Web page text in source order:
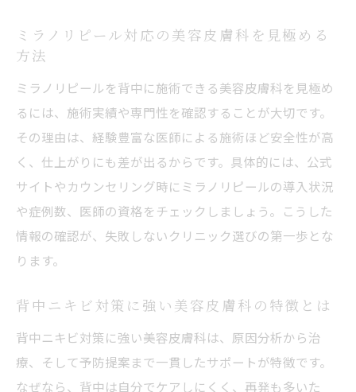
ミラノリピールの背中施術で期待できる変
美容皮膚科で相談できる背中悩みへのアプ
ローチ
美容皮膚科で叶う背中ニキビ跡対策の新常識
ミラノリピールで叶える背中ニキビ跡対策
有効
ミラノリピール施術後の背中ケアのポイン
ト
美容皮膚科で実感できる背中ニキビ跡の変
ミラノリピール対応の美容皮膚科を見極める
方法
ミラノリピールを背中に施術できる美容皮膚科を見極め
るには、施術実績や専門性を確認することが大切です。
その理由は、経験豊富な医師による施術ほど安全性が高
く、仕上がりにも差が出るからです。具体的には、公式
サイトやカウンセリング時にミラノリピールの導入状況
や症例数、医師の資格をチェックしましょう。こうした
情報の確認が、失敗しないクリニック選びの第一歩とな
ります。
背中ニキビ対策に強い美容皮膚科の特徴とは
背中ニキビ対策に強い美容皮膚科は、原因分析から治
療、そして予防提案まで一貫したサポートが特徴です。
なぜなら、背中は自分でケアしにくく、再発も多いた